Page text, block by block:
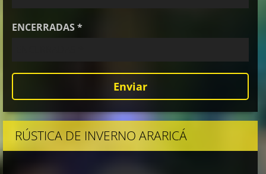
ENCERRADAS *
RÚSTICA DE INVERNO ARARICÁ